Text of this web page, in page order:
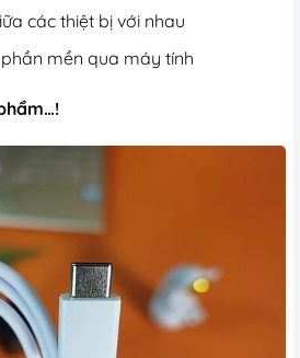
các thiệt bị với nhau
mền qua máy tính